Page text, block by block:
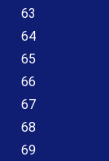
63
64
65
66
67
68
69